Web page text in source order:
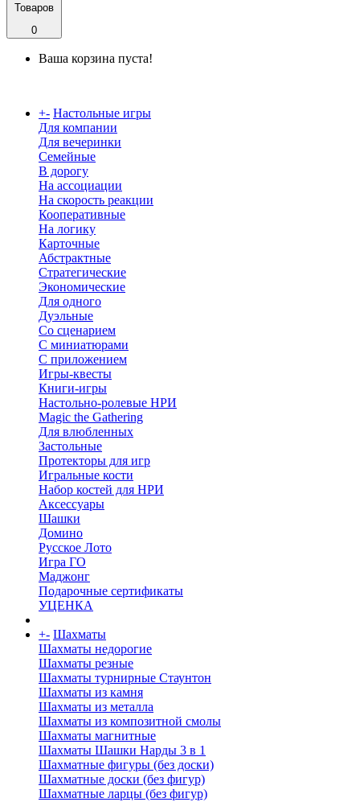
Товаров
0
Ваша корзина пуста!
+- Настольные игры
Для компании
Для вечеринки
Семейные
В дорогу
На ассоциации
На скорость реакции
Кооперативные
На логику
Карточные
Абстрактные
Стратегические
Экономические
Для одного
Дуэльные
Со сценарием
С миниатюрами
С приложением
Игры-квесты
Книги-игры
Настольно-ролевые НРИ
Magic the Gathering
Для влюбленных
Застольные
Протекторы для игр
Игральные кости
Набор костей для НРИ
Аксессуары
Шашки
Домино
Русское Лото
Игра ГО
Маджонг
Подарочные сертификаты
УЦЕНКА
+- Шахматы
Шахматы недорогие
Шахматы резные
Шахматы турнирные Стаунтон
Шахматы из камня
Шахматы из металла
Шахматы из композитной смолы
Шахматы магнитные
Шахматы Шашки Нарды 3 в 1
Шахматные фигуры (без доски)
Шахматные доски (без фигур)
Шахматные ларцы (без фигур)